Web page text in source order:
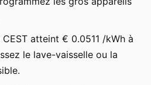
CEST atteint € 0.0511 /kWh à
le lave-vaisselle ou la